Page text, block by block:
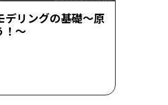
デリングの基礎～原
！～